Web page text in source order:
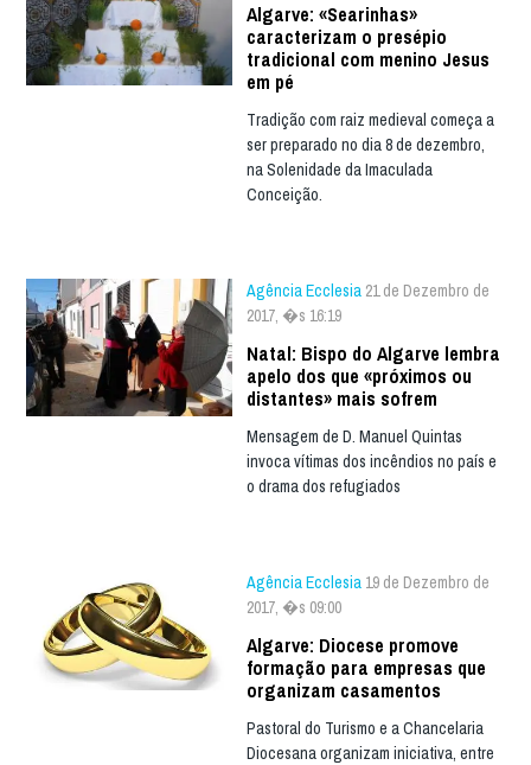
Algarve: «Searinhas»
caracterizam o presépio
tradicional com menino Jesus
em pé
Tradição com raiz medieval começa a
ser preparado no dia 8 de dezembro,
na Solenidade da Imaculada
Conceição.
Agência Ecclesia 21 de Dezembro de
2017, �s 16:19
Natal: Bispo do Algarve lembra
apelo dos que «próximos ou
distantes» mais sofrem
Mensagem de D. Manuel Quintas
invoca vítimas dos incêndios no país e
o drama dos refugiados
Agência Ecclesia 19 de Dezembro de
2017, �s 09:00
Algarve: Diocese promove
formação para empresas que
organizam casamentos
Pastoral do Turismo e a Chancelaria
Diocesana organizam iniciativa, entre